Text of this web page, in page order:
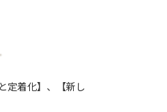
定着化】、【新し